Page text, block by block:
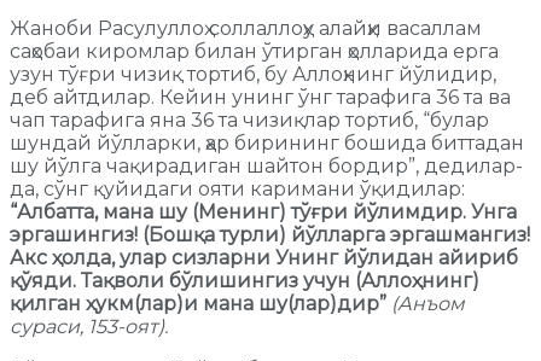
Жаноби Расулуллоҳ соллаллоҳу алайҳи васаллам
саҳобаи киромлар билан ўтирган ҳолларида ерга
узун тўғри чизиқ тортиб, бу Аллоҳнинг йўлидир,
деб айтдилар. Кейин унинг ўнг тарафига 36 та ва
чап тарафига яна 36 та чизиқлар тортиб, “булар
шундай йўлларки, ҳар бирининг бошида биттадан
шу йўлга чақирадиган шайтон бордир”, дедилар-
да, сўнг қуйидаги ояти каримани ўқидилар:
“Албатта, мана шу (Менинг) тўғри йўлимдир. Унга
эргашингиз! (Бошқа турли) йўлларга эргашмангиз!
Акс ҳолда, улар сизларни Унинг йўлидан айириб
қўяди. Тақволи бўлишингиз учун (Аллоҳнинг)
қилган ҳукм(лар)и мана шу(лар)дир” (Анъом
сураси, 153-оят).